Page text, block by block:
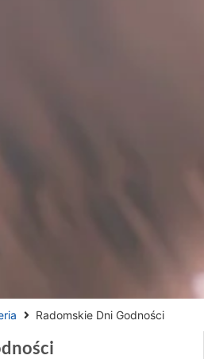
Radomskie Dni Godności